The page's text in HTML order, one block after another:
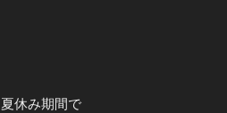
休み期間で